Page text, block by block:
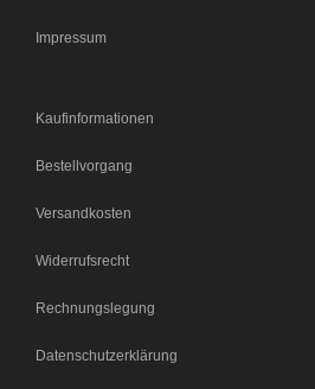
Impressum
Kaufinformationen
Bestellvorgang
Versandkosten
Widerrufsrecht
Rechnungslegung
Datenschutzerklärung